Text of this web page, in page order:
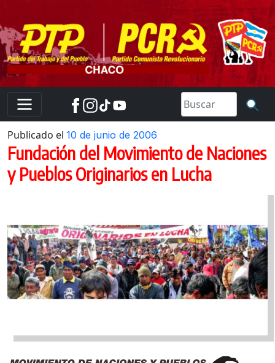
to
content
Publicado el 10 de junio de 2006
Fundación del Movimiento de Naciones
y Pueblos Originarios en Lucha